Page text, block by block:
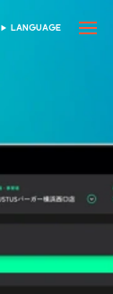
SELECT LANGUAGE
LANGUAGE